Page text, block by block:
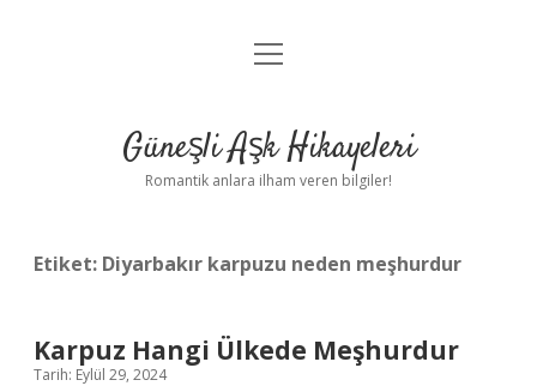
Anasayfa
Yasal Uyarı
menüyü
Güneşli Aşk Hikayeleri
Romantik anlara ilham veren bilgiler!
Etiket: Diyarbakır karpuzu neden meşhurdur
Karpuz Hangi Ülkede Meşhurdur
Tarih: Eylül 29, 2024